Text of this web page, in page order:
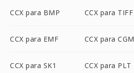
CCX para BMP CCX para TIFF
CCX para EMF CCX para CGM
CCX para SK1 CCX para PLT